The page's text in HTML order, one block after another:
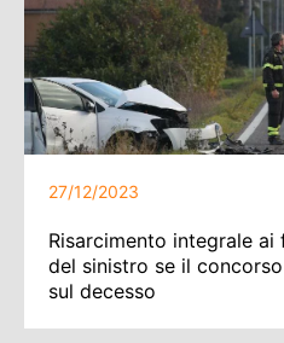
27/12/2023
Risarcimento integrale
del sinistro se il
sul decesso